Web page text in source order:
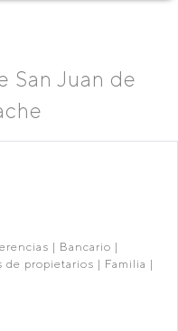
San Juan de
| Bancario |
propietarios | Familia |